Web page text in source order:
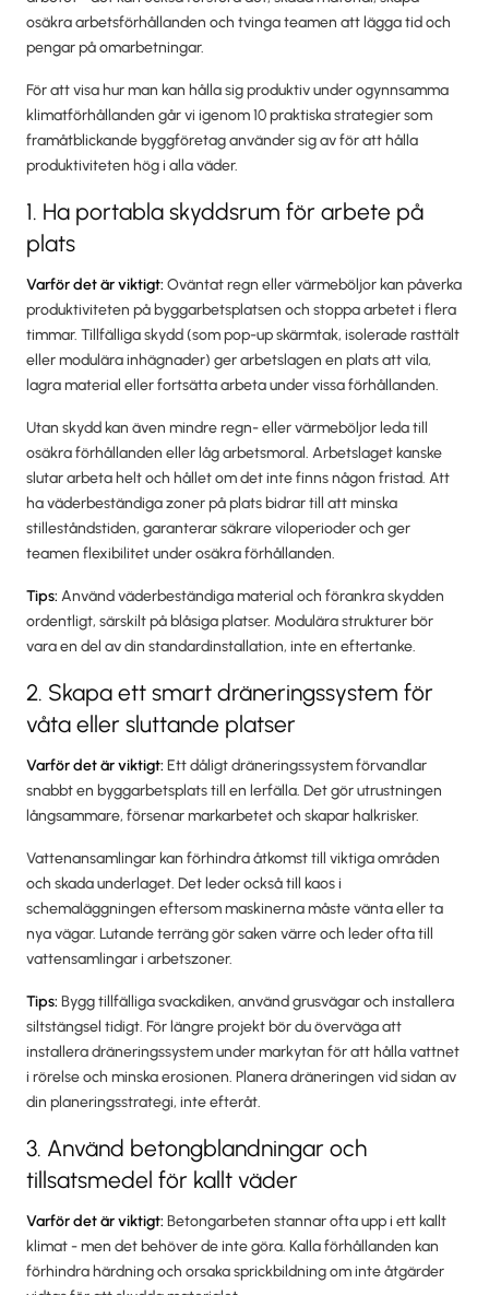
osäkra arbetsförhållanden och tvinga teamen att lägga tid och
pengar på omarbetningar.
För att visa hur man kan hålla sig produktiv under ogynnsamma
klimatförhållanden går vi igenom 10 praktiska strategier som
framåtblickande byggföretag använder sig av för att hålla
produktiviteten hög i alla väder.
1. Ha portabla skyddsrum för arbete på
plats
Varför det är viktigt: Oväntat regn eller värmeböljor kan påverka
produktiviteten på byggarbetsplatsen och stoppa arbetet i flera
timmar. Tillfälliga skydd (som pop-up skärmtak, isolerade rasttält
eller modulära inhägnader) ger arbetslagen en plats att vila,
lagra material eller fortsätta arbeta under vissa förhållanden.
Utan skydd kan även mindre regn- eller värmeböljor leda till
osäkra förhållanden eller låg arbetsmoral. Arbetslaget kanske
slutar arbeta helt och hållet om det inte finns någon fristad. Att
ha väderbeständiga zoner på plats bidrar till att minska
stilleståndstiden, garanterar säkrare viloperioder och ger
teamen flexibilitet under osäkra förhållanden.
Tips: Använd väderbeständiga material och förankra skydden
ordentligt, särskilt på blåsiga platser. Modulära strukturer bör
vara en del av din standardinstallation, inte en eftertanke.
2. Skapa ett smart dräneringssystem för
våta eller sluttande platser
Varför det är viktigt: Ett dåligt dräneringssystem förvandlar
snabbt en byggarbetsplats till en lerfälla. Det gör utrustningen
långsammare, försenar markarbetet och skapar halkrisker.
Vattenansamlingar kan förhindra åtkomst till viktiga områden
och skada underlaget. Det leder också till kaos i
schemaläggningen eftersom maskinerna måste vänta eller ta
nya vägar. Lutande terräng gör saken värre och leder ofta till
vattensamlingar i arbetszoner.
Tips: Bygg tillfälliga svackdiken, använd grusvägar och installera
siltstängsel tidigt. För längre projekt bör du överväga att
installera dräneringssystem under markytan för att hålla vattnet
i rörelse och minska erosionen. Planera dräneringen vid sidan av
din planeringsstrategi, inte efteråt.
3. Använd betongblandningar och
tillsatsmedel för kallt väder
Varför det är viktigt: Betongarbeten stannar ofta upp i ett kallt
klimat - men det behöver de inte göra. Kalla förhållanden kan
förhindra härdning och orsaka sprickbildning om inte åtgärder